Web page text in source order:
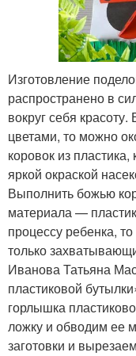
Изготовление
распространено в
вокруг себя
цветами, то можно
коровок из
яркой окраской
Выполнить божью
материала —
процессу ребенка,
только
Иванова Татьяна
пластиковой
горлышка
ложку и обводим ее
заготовки и